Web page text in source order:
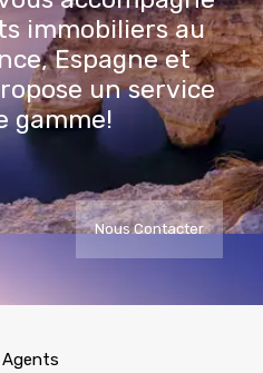
immobiliers au
Espagne et
un service
gamme!
Nous Contacter
Agents